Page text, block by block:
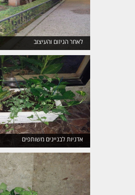
לאחר הגיזום והעיצוב
אדניות לבניינים משותפים